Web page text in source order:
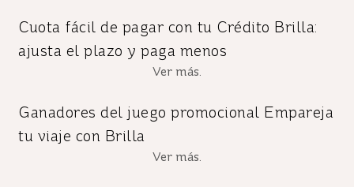
Cuota fácil de pagar con tu Crédito Brilla:
ajusta el plazo y paga menos
Ver más.
Ganadores del juego promocional Empareja
tu viaje con Brilla
Ver más.